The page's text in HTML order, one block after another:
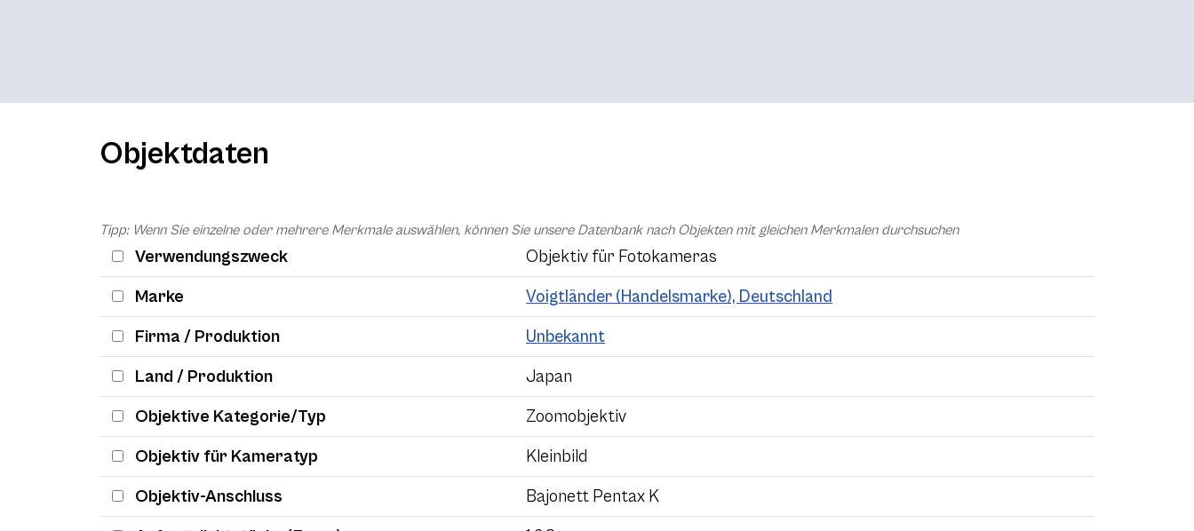
Objektdaten
Tipp: Wenn Sie einzelne oder mehrere Merkmale auswählen, können Sie unsere Datenbank nach Objekten mit gleichen Merkmalen durchsuchen
Verwendungszweck Objektiv für Fotokameras
Marke Voigtländer (Handelsmarke), Deutschland
Firma / Produktion Unbekannt
Land / Produktion Japan
Objektive Kategorie/Typ Zoomobjektiv
Objektiv für Kameratyp Kleinbild
Objektiv-Anschluss Bajonett Pentax K